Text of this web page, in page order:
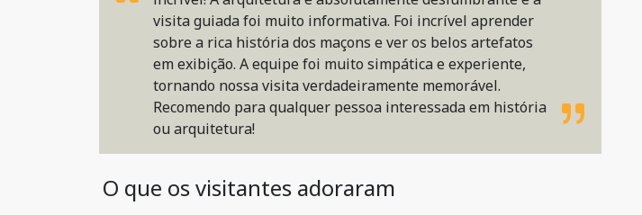
visita guiada foi muito informativa. Foi incrível aprender
sobre a rica história dos maçons e ver os belos artefatos
em exibição. A equipe foi muito simpática e experiente,
tornando nossa visita verdadeiramente memorável.
Recomendo para qualquer pessoa interessada em história
ou arquitetura!
O que os visitantes adoraram